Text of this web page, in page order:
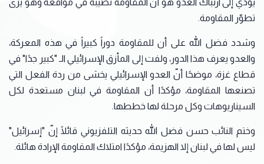
يؤدي إلى ارتباك العدو هو أن المقاومة تصيبه في مواقعه وهو يرى
تطوّر المقاومة.
وشدد فضل الله على أن للمقاومة دوراً كبيراً في هذه المعركة،
والعدو يعرف هذا الدور، ولفت إلى المأزق الإسرائيلي الـ "كبير جدًا" في
قطاع غزة، موضحًا أنّ العدو الإسرائيلي يخشى من ردة الفعل التي
تصنعها المقاومة، مؤكدًا أن المقاومة في لبنان مستعدة لكل
السيناريوهات وكل مرحلة لها خططها.
وختم النائب حسن فضل الله حديثه التلفزيوني قائلًا إنّ "إسرائيل"
ليس لها في لبنان إلا الهزيمة، مؤكدًا امتلاك المقاومة الإرادة هائلة.